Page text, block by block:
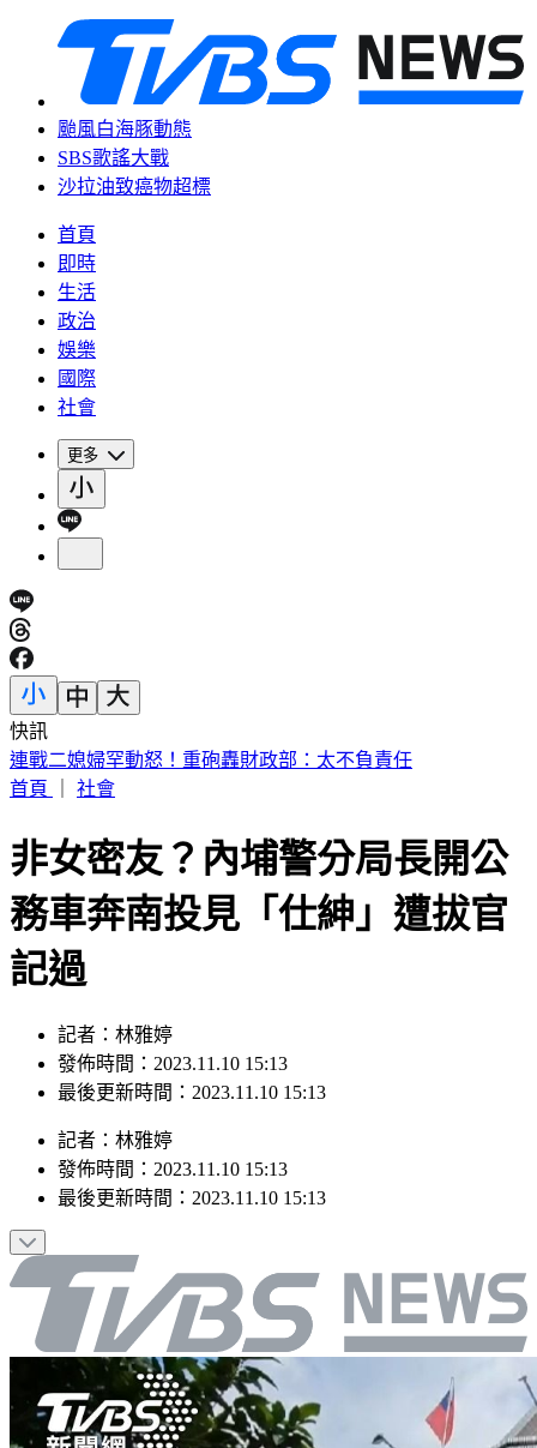
颱風白海豚動態
SBS歌謠大戰
沙拉油致癌物超標
首頁
即時
生活
政治
娛樂
國際
社會
更多
快訊
美股反彈藏隱憂？專家示警「恐重演1987年崩盤慘況」
首頁
社會
非女密友？內埔警分局長開公
務車奔南投見「仕紳」遭拔官
記過
記者：林雅婷
發佈時間：2023.11.10 15:13
最後更新時間：2023.11.10 15:13
記者 ： 林雅婷
發佈時間： 2023.11.10 15:13
最後更新時間： 2023.11.10 15:13